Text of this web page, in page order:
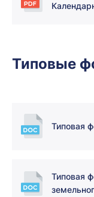
Типовые
Типовая
Типовая